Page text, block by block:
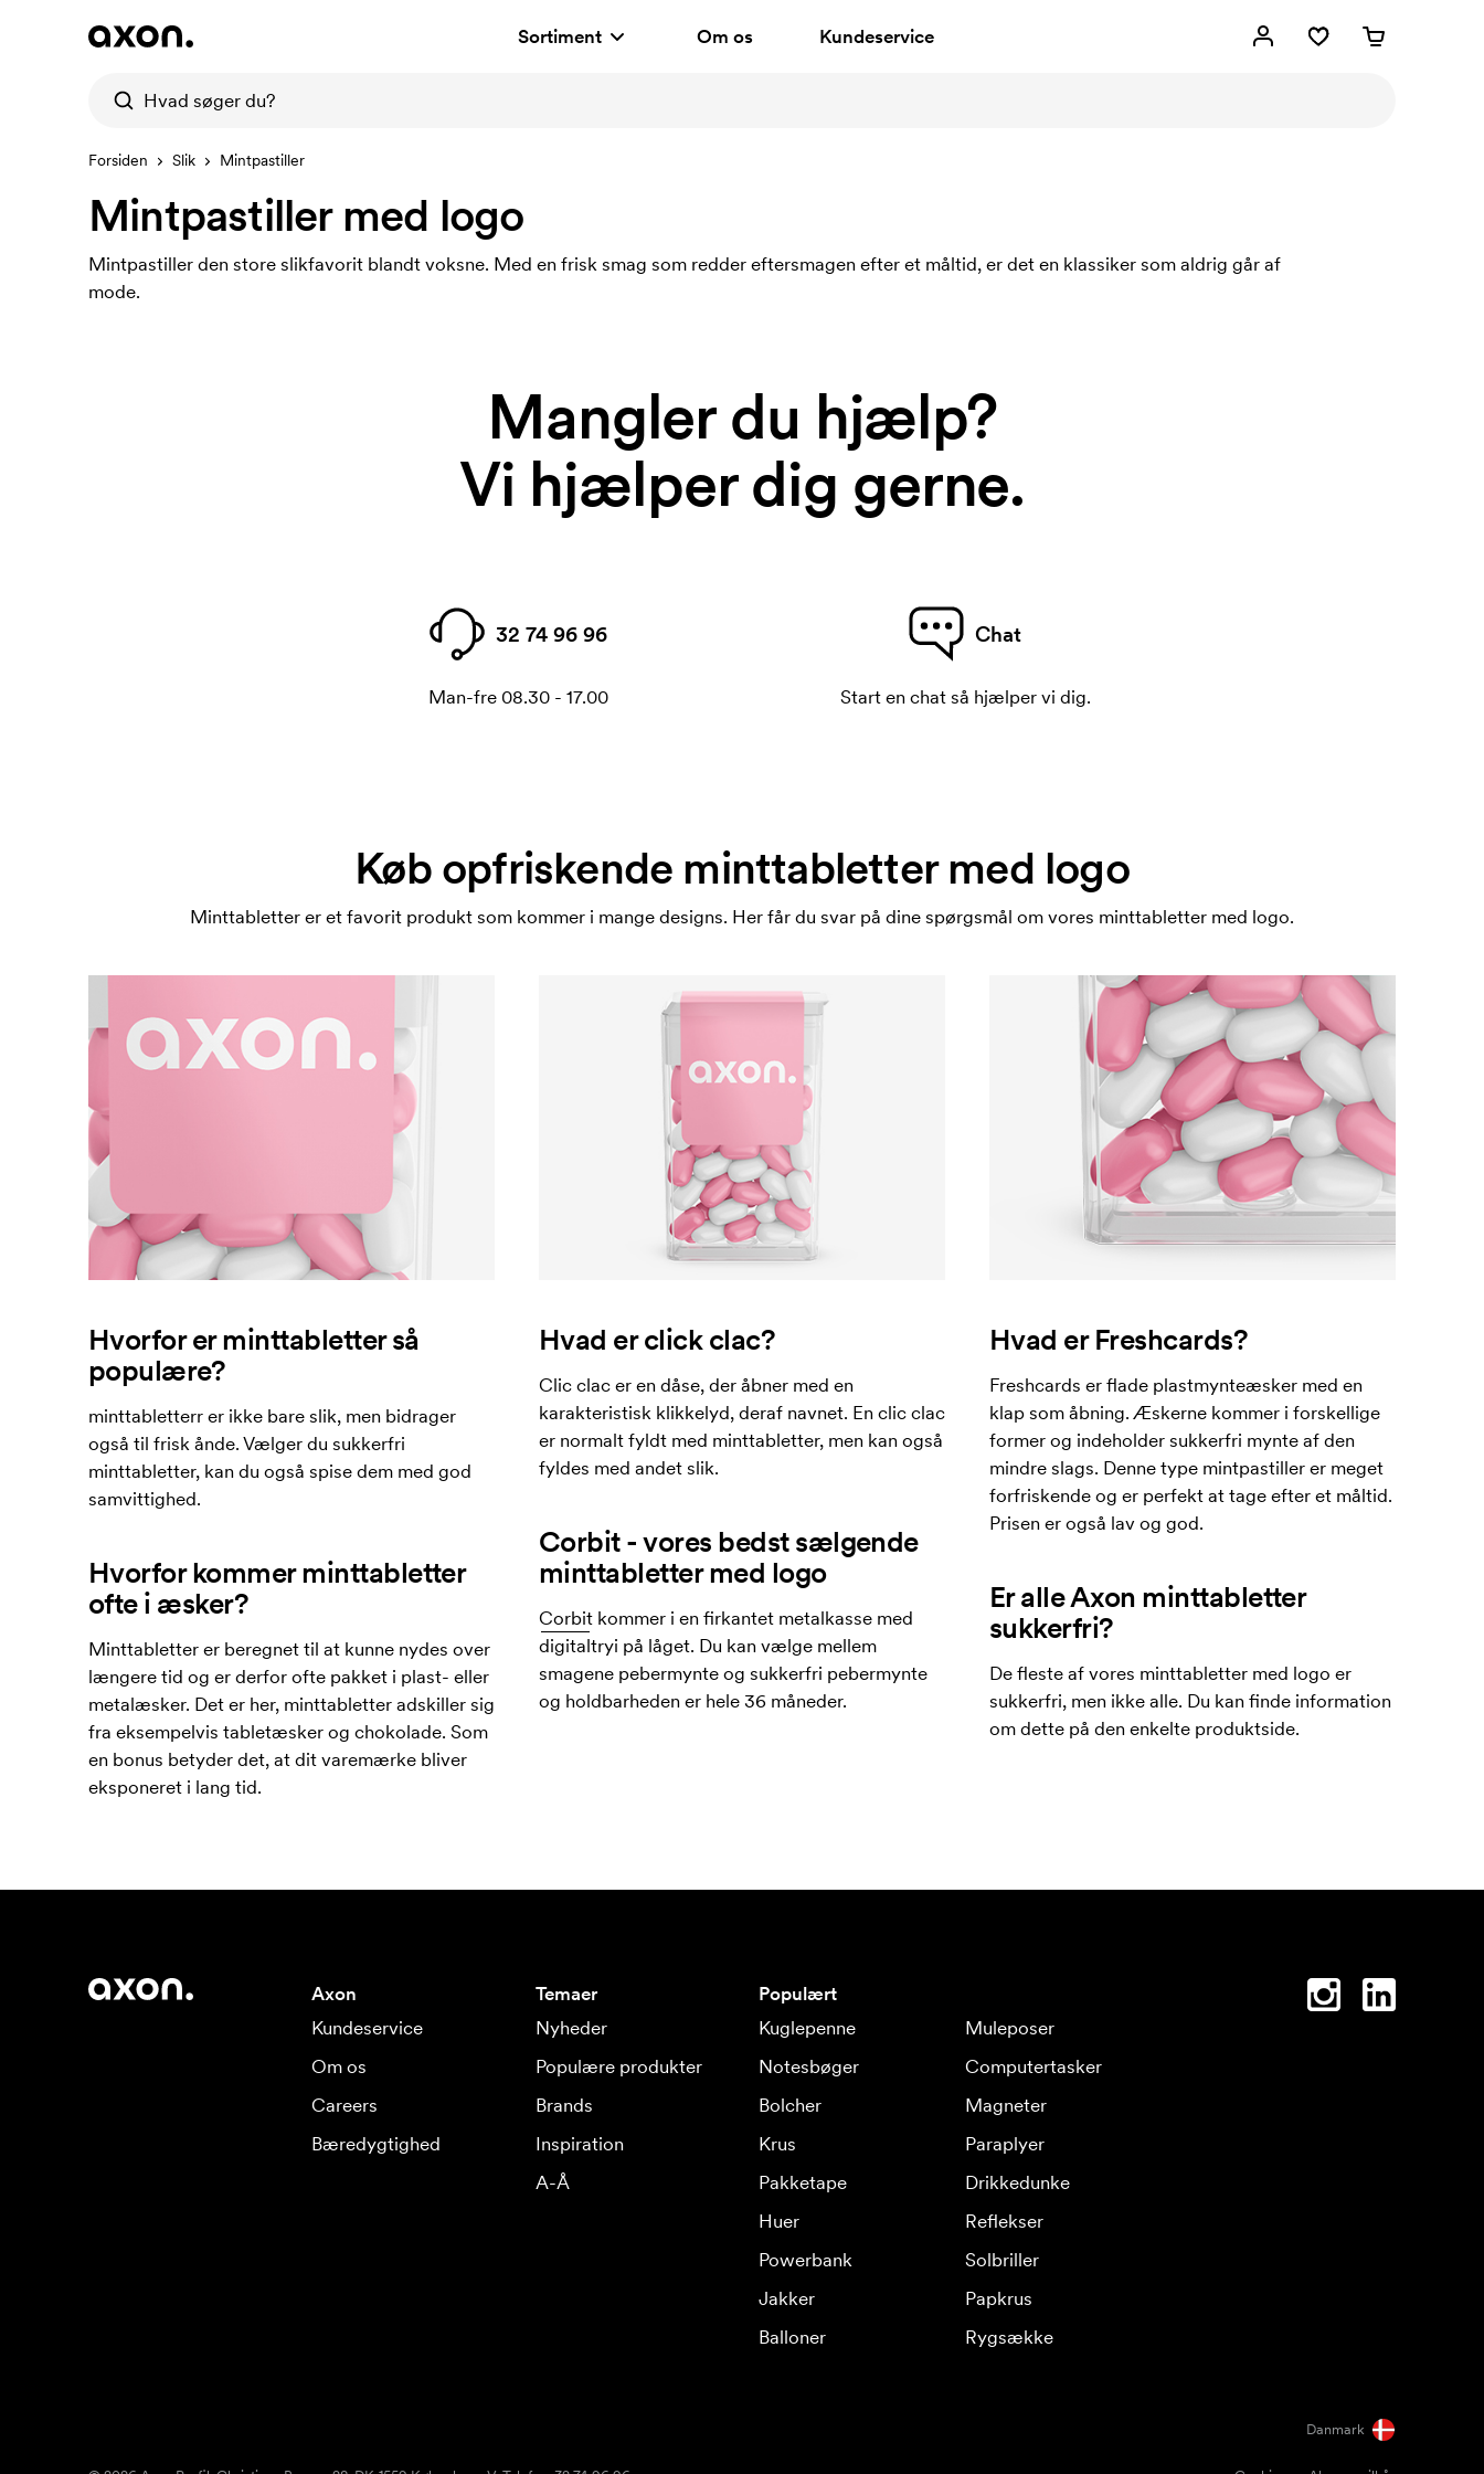
Sortiment Om os Kundeservice
Forsiden Slik Mintpastiller
Mintpastiller med logo
Mintpastiller den store slikfavorit blandt voksne. Med en frisk smag som redder eftersmagen efter et måltid, er det en klassiker som aldrig går af
mode.
Mangler du hjælp?
Vi hjælper dig gerne.
32 74 96 96
Man-fre 08.30 - 17.00
Chat
Start en chat så hjælper vi dig.
Køb opfriskende minttabletter med logo
Minttabletter er et favorit produkt som kommer i mange designs. Her får du svar på dine spørgsmål om vores minttabletter med logo.
Hvorfor er minttabletter så
populære?
minttabletterr er ikke bare slik, men bidrager
også til frisk ånde. Vælger du sukkerfri
minttabletter, kan du også spise dem med god
samvittighed.
Hvorfor kommer minttabletter
ofte i æsker?
Minttabletter er beregnet til at kunne nydes over
længere tid og er derfor ofte pakket i plast- eller
metalæsker. Det er her, minttabletter adskiller sig
fra eksempelvis tabletæsker og chokolade. Som
en bonus betyder det, at dit varemærke bliver
eksponeret i lang tid.
Hvad er click clac?
Clic clac er en dåse, der åbner med en
karakteristisk klikkelyd, deraf navnet. En clic clac
er normalt fyldt med minttabletter, men kan også
fyldes med andet slik.
Corbit - vores bedst sælgende
minttabletter med logo
Corbitkommer i en firkantet metalkasse med
digitaltryi på låget. Du kan vælge mellem
smagene pebermynte og sukkerfri pebermynte
og holdbarheden er hele 36 måneder.
Hvad er Freshcards?
Freshcards er flade plastmynteæsker med en
klap som åbning. Æskerne kommer i forskellige
former og indeholder sukkerfri mynte af den
mindre slags. Denne type mintpastiller er meget
forfriskende og er perfekt at tage efter et måltid.
Prisen er også lav og god.
Er alle Axon minttabletter
sukkerfri?
De fleste af vores minttabletter med logo er
sukkerfri, men ikke alle. Du kan finde information
om dette på den enkelte produktside.
Axon
Kundeservice
Om os
Careers
Bæredygtighed
Temaer
Nyheder
Populære produkter
Brands
Inspiration
A-Å
Populært
Kuglepenne
Muleposer
Notesbøger
Computertasker
Bolcher
Magneter
Krus
Paraplyer
Pakketape
Drikkedunke
Huer
Reflekser
Powerbank
Solbriller
Jakker
Papkrus
Balloner
Rygsække
Danmark